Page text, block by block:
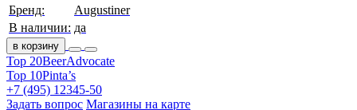
Бренд:
Augustiner
В наличии: да
в корзину
Top 20BeerAdvocate
Top 10Pinta’s
+7 (495) 12345-50
Задать вопрос Магазины на карте